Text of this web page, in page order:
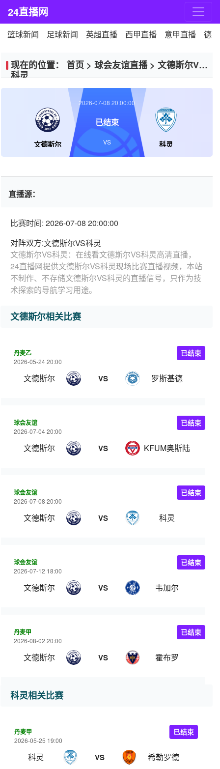
24直播网
篮球新闻 足球新闻 英超直播 西甲直播 意甲直播 德
现在的位置： 首页 > 球会友谊直播> 文德斯尔VS
科灵
文德斯尔 科灵
2026-07-08 20:00:00
已结束
VS
直播源：
比赛时间: 2026-07-08 20:00:00
对阵双方:文德斯尔VS科灵
文德斯尔VS科灵：在线看文德斯尔VS科灵高清直播，
24直播网提供文德斯尔VS科灵现场比赛直播视频，本站
不制作、不存储文德斯尔VS科灵的直播信号，只作为技
术探索的导航学习用途。
文德斯尔相关比赛
丹麦乙
2026-05-24 20:00
文德斯尔 VS 罗斯基德
已结束
球会友谊
2026-07-04 20:00
文德斯尔 VS KFUM奥斯陆
已结束
球会友谊
2026-07-08 20:00
文德斯尔 VS 科灵
已结束
球会友谊
2026-07-12 18:00
文德斯尔 VS 韦加尔
已结束
丹麦甲
2026-08-02 20:00
文德斯尔 VS 霍布罗
已结束
科灵相关比赛
丹麦甲
2026-05-25 19:00
科灵 VS 希勒罗德
已结束